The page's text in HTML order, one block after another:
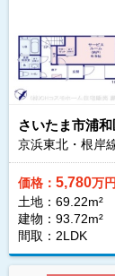
さいたま市浦
京浜東北・根岸
価格： 5,780万円
土地：69.22m²
建物：93.72m²
間取：2LDK